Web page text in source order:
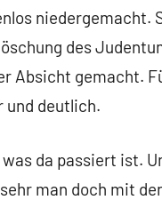
niedergemacht.
des
Absicht gemacht.
und deutlich.
da passiert ist.
man doch mit